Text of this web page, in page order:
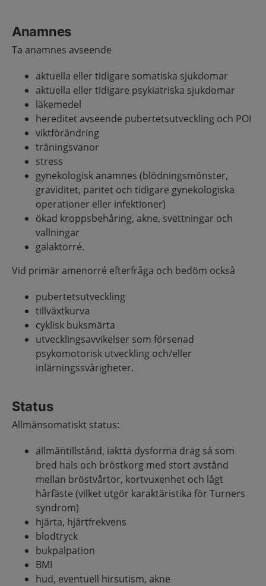
Anamnes
Ta anamnes avseende
aktuella eller tidigare somatiska sjukdomar
aktuella eller tidigare psykiatriska sjukdomar
läkemedel
hereditet avseende pubertetsutveckling och POI
viktförändring
träningsvanor
stress
gynekologisk anamnes (blödningsmönster,
graviditet, paritet och tidigare gynekologiska
operationer eller infektioner)
ökad kroppsbehåring, akne, svettningar och
vallningar
galaktorré.
Vid primär amenorré efterfråga och bedöm också
pubertetsutveckling
tillväxtkurva
cyklisk buksmärta
utvecklingsavvikelser som försenad
psykomotorisk utveckling och/eller
inlärningssvårigheter.
Status
Allmänsomatiskt status:
allmäntillstånd, iaktta dysforma drag så som
bred hals och bröstkorg med stort avstånd
mellan bröstvårtor, kortvuxenhet och lågt
hårfäste (vilket utgör karaktäristika för Turners
syndrom)
hjärta, hjärtfrekvens
blodtryck
bukpalpation
BMI
hud, eventuell hirsutism, akne